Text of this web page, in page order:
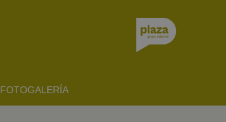
FOTOGALERÍA